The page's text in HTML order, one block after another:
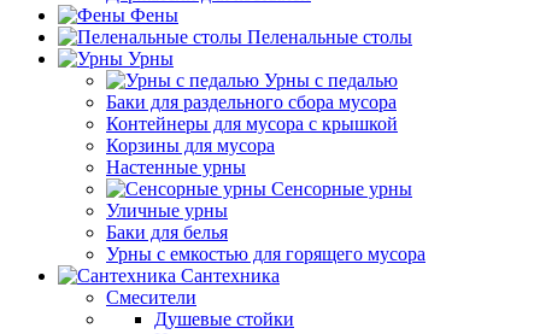
Фены
Пеленальные столы
Урны
Урны с педалью
Баки для раздельного сбора мусора
Контейнеры для мусора с крышкой
Корзины для мусора
Настенные урны
Сенсорные урны
Уличные урны
Баки для белья
Урны с емкостью для горящего мусора
Сантехника
Смесители
Душевые стойки